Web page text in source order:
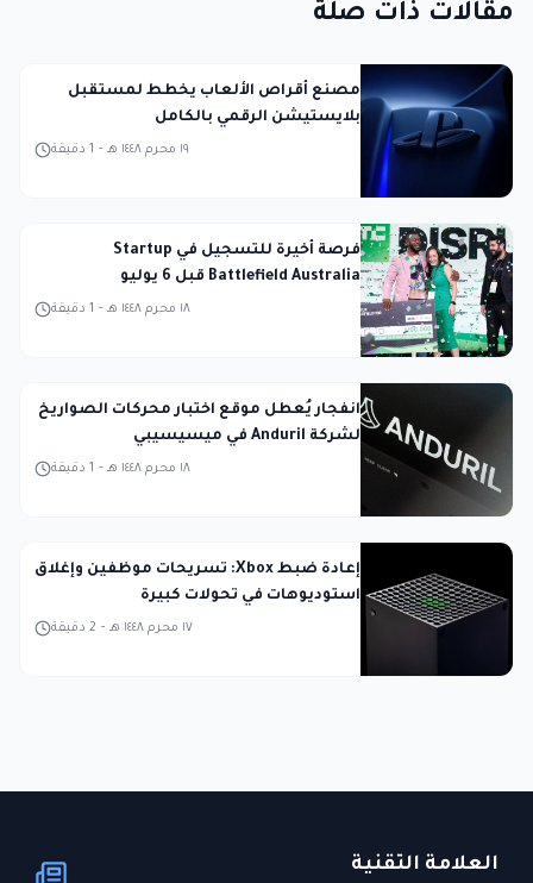
مقالات ذات صلة
مصنع أقراص الألعاب يخطط لمستقبل
بلايستيشن الرقمي بالكامل
1 دقيقة - ١٩ محرم ١٤٤٨ هـ
فرصة أخيرة للتسجيل في Startup
Battlefield Australia قبل 6 يوليو
1 دقيقة - ١٨ محرم ١٤٤٨ هـ
انفجار يُعطل موقع اختبار محركات الصواريخ
لشركة Anduril في ميسيسيبي
1 دقيقة - ١٨ محرم ١٤٤٨ هـ
إعادة ضبط Xbox: تسريحات موظفين وإغلاق
استوديوهات في تحولات كبيرة
2 دقيقة - ١٧ محرم ١٤٤٨ هـ
العلامة التقنية